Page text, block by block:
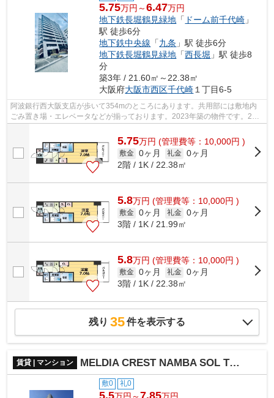
5.75万円～6.47万円
地下鉄長堀鶴見緑地 「 ドーム前千代崎 」
駅 徒歩6分
地下鉄中央線 「九条 」駅 徒歩6分
地下鉄長堀鶴見緑地 「西長堀 」駅 徒歩8
分
築3年 / 21.60㎡～22.38㎡
大阪府大阪市西区千代崎 １丁目6-5
阿波銀行西大阪支店が歩いて354mのところにあります。共用部には敷地内
ごみ置き場・エレベータなどが揃っております。2023年築の物件です。2駅
利用可能な物件で移動範囲が広がります。...
5.75万円 (管理費等：10,000円 )
敷金 0ヶ月 礼金 0ヶ月
2階 / 1K / 22.38㎡
5.8万円 (管理費等：10,000円 )
敷金 0ヶ月 礼金 0ヶ月
3階 / 1K / 21.99㎡
5.8万円 (管理費等：10,000円 )
敷金 0ヶ月 礼金 0ヶ月
3階 / 1K / 22.38㎡
残り 35件を表示する
賃貸 | マンション MELDIA CREST NAMBA SOL TERRACE
敷0 礼0